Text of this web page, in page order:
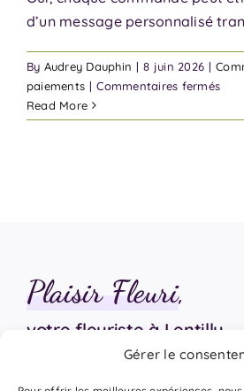
Gérer le
d’un message personnalisé
By Audrey Dauphin | 8 juin 2026 |
paiements | Commentaires ferméssur
je
Read More
Plaisir Fleuri,
votre fleuriste à Lentilly